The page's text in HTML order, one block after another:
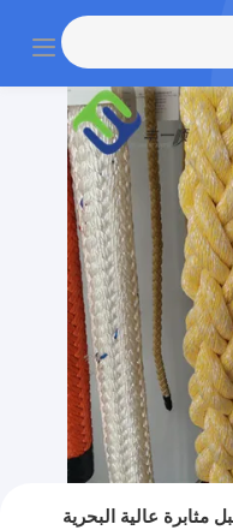
حبل مثابرة عالية البحرية